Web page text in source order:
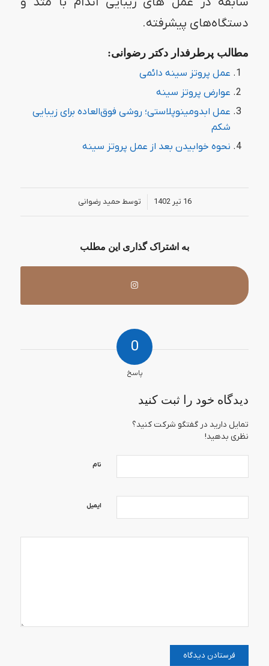
دستگاه‌های پیشرفته.
مطالب پرطرفدار دکتر رضوانی:
عمل پروتز سینه دائمی
عوارض پروتز سینه
عمل ابدومینوپلاستی؛ روشی فوق‌العاده برای زیبایی
شکم
نحوه خوابیدن بعد از عمل پروتز سینه
16 تیر 1402
/ توسطحمید رضوانی
به اشتراک گذاری این مطلب
0
پاسخ
دیدگاه خود را ثبت کنید
تمایل دارید در گفتگو شرکت کنید؟
نظری بدهید!
نام
ایمیل